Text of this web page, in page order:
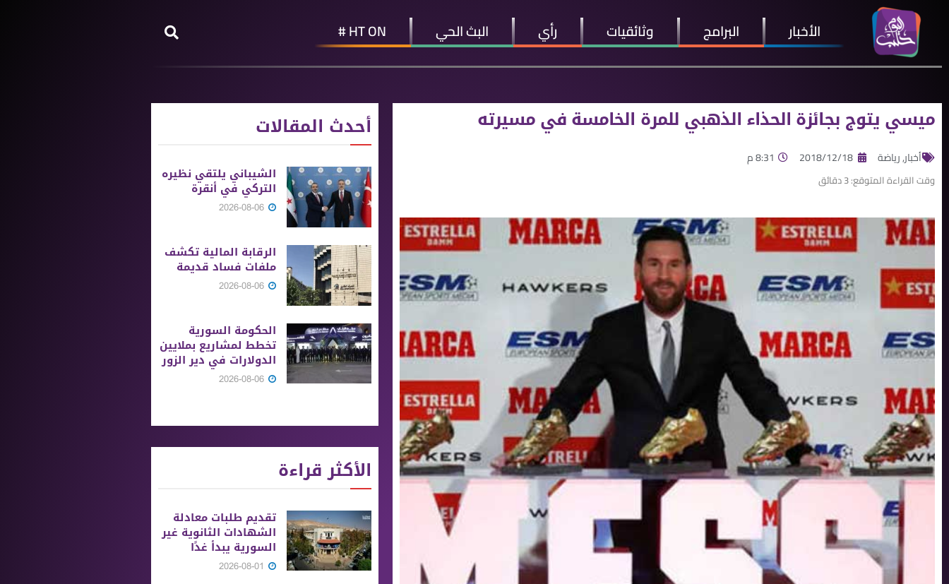
الأخبار البرامج وثائقيات رأي البث الحي HT ON #
ميسي يتوج بجائزة الحذاء الذهبي للمرة الخامسة في مسيرته
أخبار,رياضة 2018/12/18 8:31 م
وقت القراءة المتوقع:3دقائق
أحدث المقالات
الشيباني يلتقي نظيره
التركي في أنقرة
الرقابة المالية تكشف
ملفات فساد قديمة
الحكومة السورية
تخطط لمشاريع بملايين
الدولارات في دير الزور
الأكثر قراءة
تقديم طلبات معادلة
الشهادات الثانوية ‏غير
السورية يبدأ غدًا